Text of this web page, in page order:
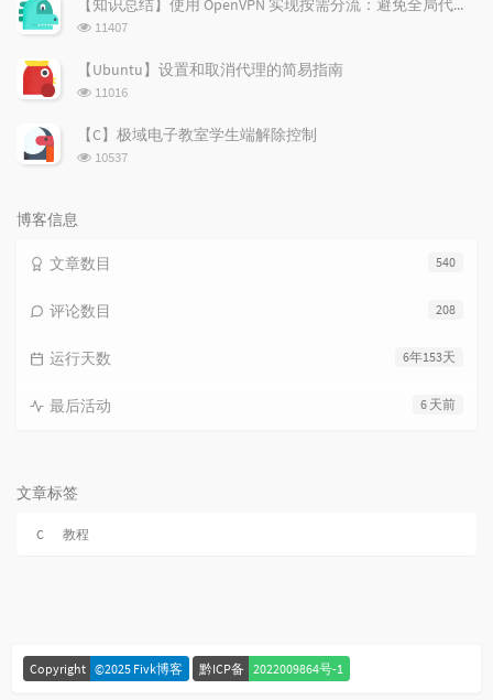
数:
【知识总结】使用 OpenVPN 实现按需分流：避免全局代理泄露隐私
浏
次
11407
【Ubuntu】设置和取消代理的简易指南
浏
次
数:
11016
【C】极域电子教室学生端解除控制
浏
10537
博客信息
540
文章数目
208
评论数目
6年153天
运行天数
6 天前
最后活动
文章标签
C 教程
Copyright ©2025 Fivk博客 黔ICP备 2022009864号-1